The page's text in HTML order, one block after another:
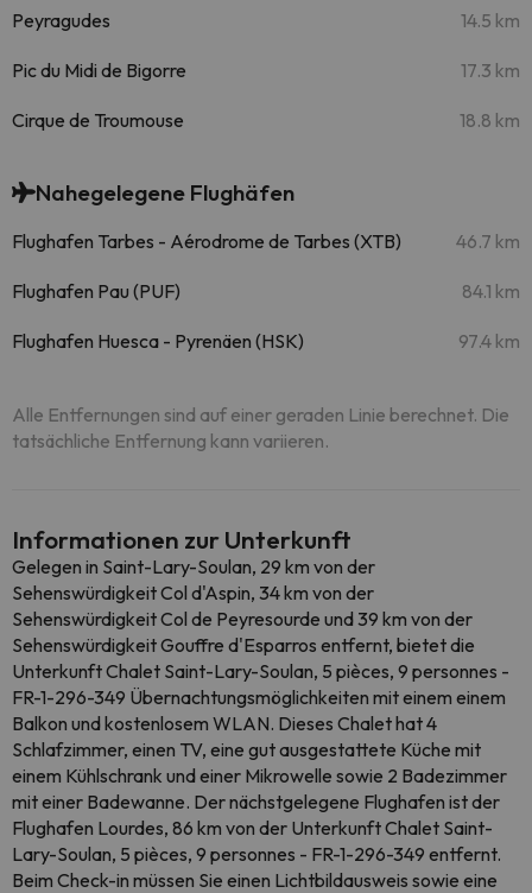
Peyragudes 14.5 km
Pic du Midi de Bigorre 17.3 km
Cirque de Troumouse 18.8 km
Nahegelegene Flughäfen
Flughafen Tarbes - Aérodrome de Tarbes (XTB) 46.7 km
Flughafen Pau (PUF) 84.1 km
Flughafen Huesca - Pyrenäen (HSK) 97.4 km
Alle Entfernungen sind auf einer geraden Linie berechnet. Die
tatsächliche Entfernung kann variieren.
Informationen zur Unterkunft
Gelegen in Saint-Lary-Soulan, 29 km von der
Sehenswürdigkeit Col d'Aspin, 34 km von der
Sehenswürdigkeit Col de Peyresourde und 39 km von der
Sehenswürdigkeit Gouffre d'Esparros entfernt, bietet die
Unterkunft Chalet Saint-Lary-Soulan, 5 pièces, 9 personnes -
FR-1-296-349 Übernachtungsmöglichkeiten mit einem einem
Balkon und kostenlosem WLAN. Dieses Chalet hat 4
Schlafzimmer, einen TV, eine gut ausgestattete Küche mit
einem Kühlschrank und einer Mikrowelle sowie 2 Badezimmer
mit einer Badewanne. Der nächstgelegene Flughafen ist der
Flughafen Lourdes, 86 km von der Unterkunft Chalet Saint-
Lary-Soulan, 5 pièces, 9 personnes - FR-1-296-349 entfernt.
Beim Check-in müssen Sie einen Lichtbildausweis sowie eine